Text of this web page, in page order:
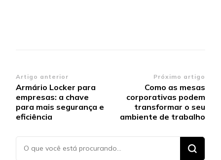
Navegação
de
post
Artigo anterior
Armário Locker para
empresas: a chave
para mais segurança e
eficiência
Próximo artigo
Como as mesas
corporativas podem
transformar o seu
ambiente de trabalho
Procurando
algo?